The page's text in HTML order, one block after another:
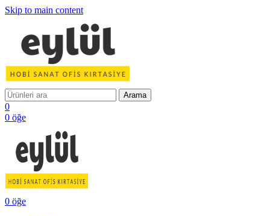
Skip to main content
Arama
0
0 öğe
0 öğe